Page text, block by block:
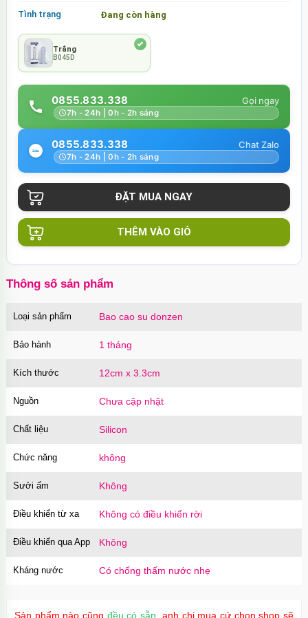
Tình trạng Đang còn hàng
Trắng
B045D
0855.833.338
7h - 24h | 0h - 2h sáng
0855.833.338
7h - 24h | 0h - 2h sáng
THÊM VÀO GIỎ
Thông số sản phẩm
Loại sản phẩm Bao cao su donzen
Bảo hành 1 tháng
Kích thước 12cm x 3.3cm
Nguồn Chưa cập nhật
Chất liệu Silicon
Chức năng không
Sưởi ấm Không
Điều khiển từ xa Không có điều khiển rời
Điều khiển qua App Không
Kháng nước Có chống thấm nước nhẹ
Sản phẩm nào cũng đều có sẵn , anh chị mua cứ chọn shop sẽ